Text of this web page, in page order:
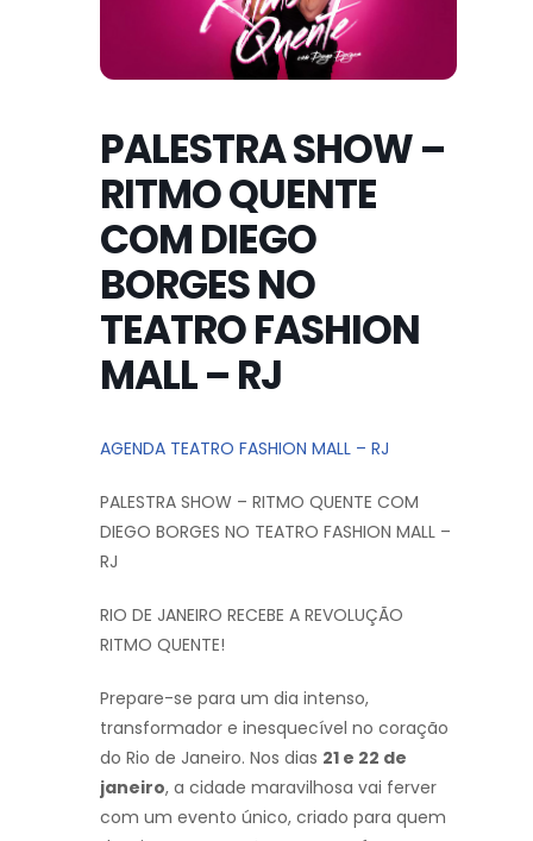
PALESTRA SHOW –
RITMO QUENTE
COM DIEGO
BORGES NO
TEATRO FASHION
MALL – RJ
AGENDA TEATRO FASHION MALL – RJ
PALESTRA SHOW – RITMO QUENTE COM
DIEGO BORGES NO TEATRO FASHION MALL –
RJ
RIO DE JANEIRO RECEBE A REVOLUÇÃO
RITMO QUENTE!
Prepare-se para um dia intenso,
transformador e inesquecível no coração
do Rio de Janeiro. Nos dias 21 e 22 de
janeiro, a cidade maravilhosa vai ferver
com um evento único, criado para quem